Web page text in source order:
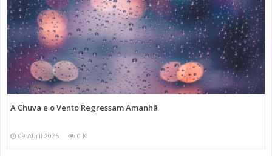
A Chuva e o Vento Regressam Amanhã
09 Abril 2025 0 K